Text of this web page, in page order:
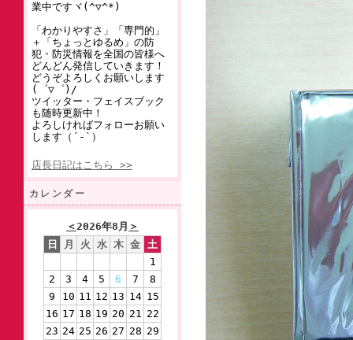
業中ですヾ(^▽^*)
「わかりやすさ」「専門的」
＋「ちょっとゆるめ」の防
犯・防災情報を全国の皆様へ
どんどん発信していきます！
どうぞよろしくお願いします
(゜▽゜)/
ツイッター・フェイスブック
も随時更新中！
よろしければフォローお願い
します（´-`）
店長日記はこちら >>
カレンダー
＜2026年8月 ＞
日
月 火 水 木 金 土
1
2
3 4 5 6 7
8
9
10 11 12 13 14 15
16 17 18 19 20 21 22
23 24 25 26 27 28 29